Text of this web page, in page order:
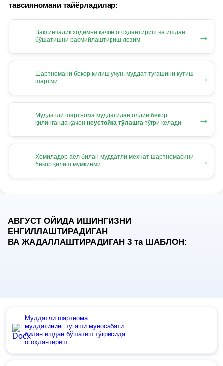
тавсияномани тайёрладилар:
Вақтинчалик ходимни қачон огоҳлантириш ва ишдан
бўшатишни расмийлаштириш лозим
→
Шартномани бекор қилиш учун, муддат тугашини кутиш
шартми
→
Муддатли шартнома муддатидан олдин бекор
қилинганда қачон неустойка тўлашга тўғри келади →
Ҳомиладор аёл билан муддатли меҳнат шартномасини
бекор қилиш мумкинми
→
АВГУСТ ОЙИДА ИШИНГИЗНИ
ЕНГИЛЛАШТИРАДИГАН
ВА ЖАДАЛЛАШТИРАДИГАН 3 таШАБЛОН:
Муддатли шартнома
муддатининг тугаши муносабати
билан ишдан бўшатиш тўғрисида
огоҳлантириш